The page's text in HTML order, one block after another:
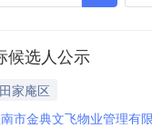
候选人公示
家庵区
市金典文飞物业管理有